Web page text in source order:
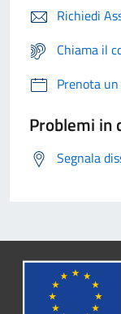
Richiedi
Chiama il
Prenota
Problemi in
Segnala